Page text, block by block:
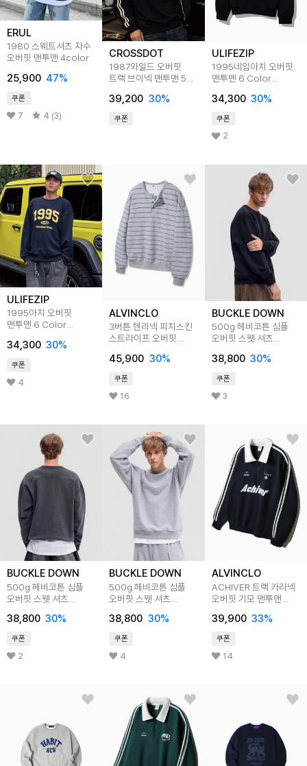
ERUL
1980 스웨트셔츠 자수
오버핏 맨투맨 4color
25,900 47%
쿠폰
7 4 (3)
CROSSDOT
1987와일드 오버핏
트랙 브이넥 맨투맨 5
39,200 30%
쿠폰
ULIFEZIP
1995네임아치 오버핏
맨투맨 6 Color
34,300 30%
쿠폰
2
ULIFEZIP
1995아치 오버핏
맨투맨 6 Color
34,300 30%
쿠폰
4
ALVINCLO
3버튼 헨리넥 피치스킨
스트라이프 오버핏
MAR339
45,900 30%
쿠폰
16
BUCKLE DOWN
500g 헤비코튼 심플
오버핏 스웻 셔츠
38,800 30%
쿠폰
3
BUCKLE DOWN
500g 헤비코튼 심플
오버핏 스웻 셔츠
38,800 30%
쿠폰
2
BUCKLE DOWN
500g 헤비코튼 심플
오버핏 스웻 셔츠
38,800 30%
쿠폰
4
ALVINCLO
ACHIVER 트랙 카라넥
오버핏 기모 맨투맨
39,900 33%
쿠폰
14